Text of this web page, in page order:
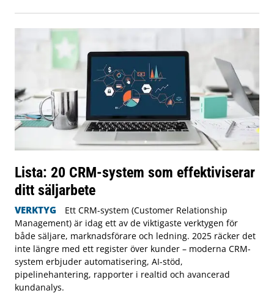
Lista: 20 CRM-system som effektiviserar
ditt säljarbete
VERKTYG
Ett CRM-system (Customer Relationship
Management) är idag ett av de viktigaste verktygen för
både säljare, marknadsförare och ledning. 2025 räcker det
inte längre med ett register över kunder – moderna CRM-
system erbjuder automatisering, AI-stöd,
pipelinehantering, rapporter i realtid och avancerad
kundanalys.